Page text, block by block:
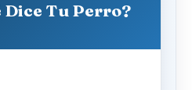
Tu Perro?